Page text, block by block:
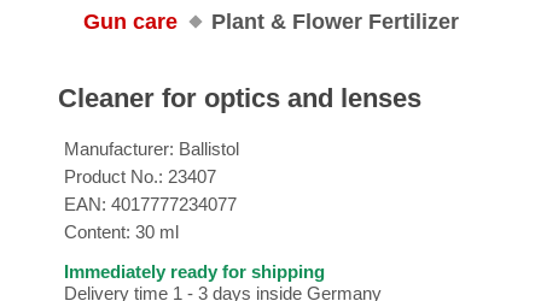
Gun care Plant & Flower Fertilizer
Cleaner for optics and lenses
Manufacturer: Ballistol
Product No.: 23407
EAN: 4017777234077
Content: 30 ml
Immediately ready for shipping
Delivery time 1 - 3 days inside Germany